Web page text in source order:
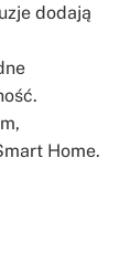
dodają
Home.